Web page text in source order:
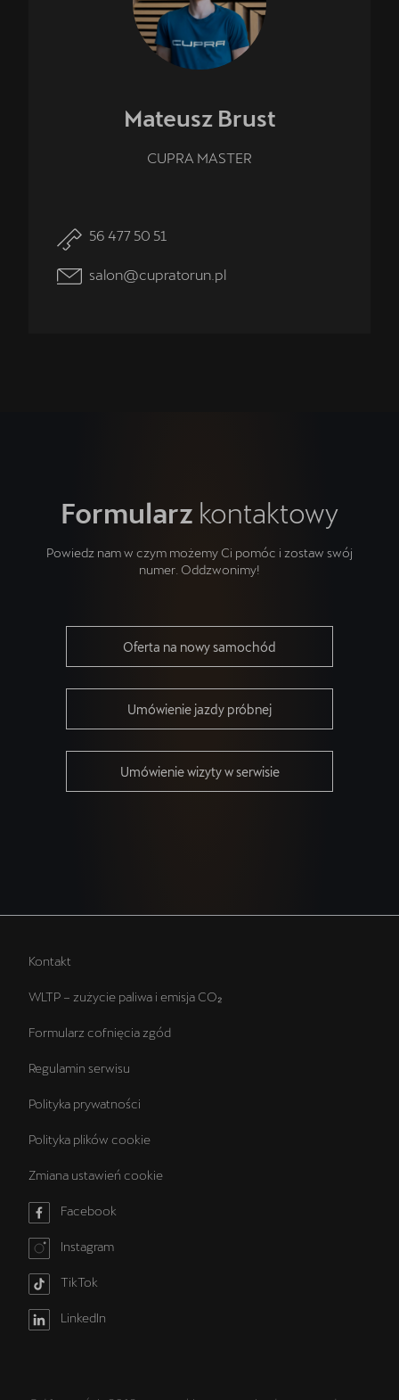
Mateusz Brust
CUPRA MASTER
56 477 50 51
salon@cupratorun.pl
Formularz kontaktowy
Powiedz nam w czym możemy Ci pomóc i zostaw swój
numer. Oddzwonimy!
Oferta na nowy samochód
Umówienie jazdy próbnej
Umówienie wizyty w serwisie
Kontakt
WLTP – zużycie paliwa i emisja CO₂
Formularz cofnięcia zgód
Regulamin serwisu
Polityka prywatności
Polityka plików cookie
Zmiana ustawień cookie
Facebook
Instagram
TikTok
LinkedIn